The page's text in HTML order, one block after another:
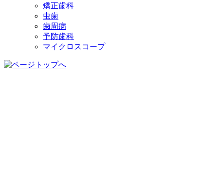
矯正歯科
虫歯
歯周病
予防歯科
マイクロスコープ